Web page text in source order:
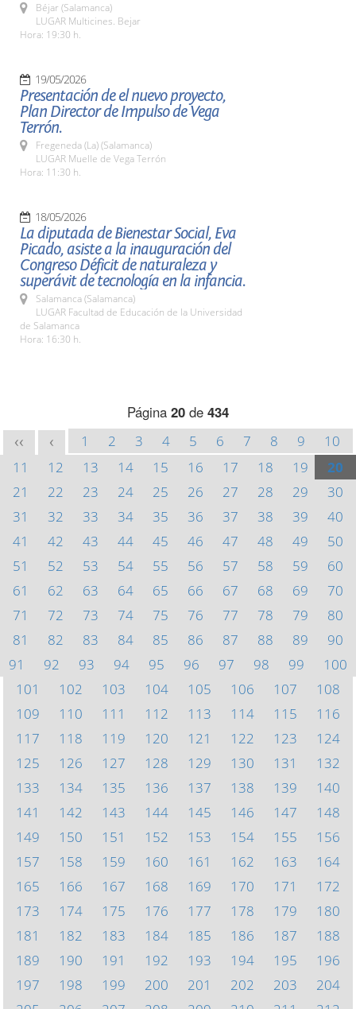
Béjar (Salamanca)
LUGAR Multicines. Bejar
Hora: 19:30 h.
19/05/2026
Presentación de el nuevo proyecto,
Plan Director de Impulso de Vega
Terrón.
Fregeneda (La) (Salamanca)
LUGAR Muelle de Vega Terrón
Hora: 11:30 h.
18/05/2026
La diputada de Bienestar Social, Eva
Picado, asiste a la inauguración del
Congreso Déficit de naturaleza y
superávit de tecnología en la infancia.
Salamanca (Salamanca)
LUGAR Facultad de Educación de la Universidad
de Salamanca
Hora: 16:30 h.
Página 20 de 434
<< < 1 2 3 4 5 6 7 8 9
10
11
12 13 14 15 16 17 18 19
20
21
22 23 24 25 26 27 28 29
30
31
32 33 34 35 36 37 38 39
40
41
42 43 44 45 46 47 48 49
50
51
52 53 54 55 56 57 58 59
60
61
62 63 64 65 66 67 68 69
70
71
72 73 74 75 76 77 78 79
80
81
82 83 84 85 86 87 88 89
90
91
92 93 94 95 96 97 98 99
100
101
102 103 104 105 106 107
108
109
110 111 112 113 114 115
116
117
118 119 120 121 122 123
124
125
126 127 128 129 130 131
132
133
134 135 136 137 138 139
140
141
142 143 144 145 146 147
148
149
150 151 152 153 154 155
156
157
158 159 160 161 162 163
164
165
166 167 168 169 170 171
172
173
174 175 176 177 178 179
180
181
182 183 184 185 186 187
188
189
190 191 192 193 194 195
196
197
198 199 200 201 202 203
204